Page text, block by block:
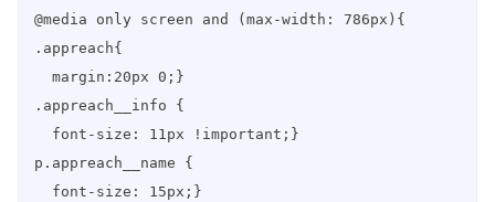
@media only screen and (max-width: 786px){
.appreach{
  margin:20px 0;}
.appreach__info {
p.appreach__name {